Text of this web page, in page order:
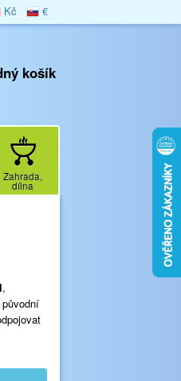
Kč €
košík
Zahrada,
dílna
,